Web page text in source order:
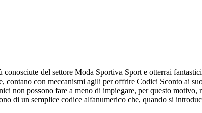
del settore Moda Sportiva Sport e otterrai
contano con meccanismi agili per offrire Codici Sconto ai
non possono fare a meno di impiegare, per questo
di un semplice codice alfanumerico che, quando si